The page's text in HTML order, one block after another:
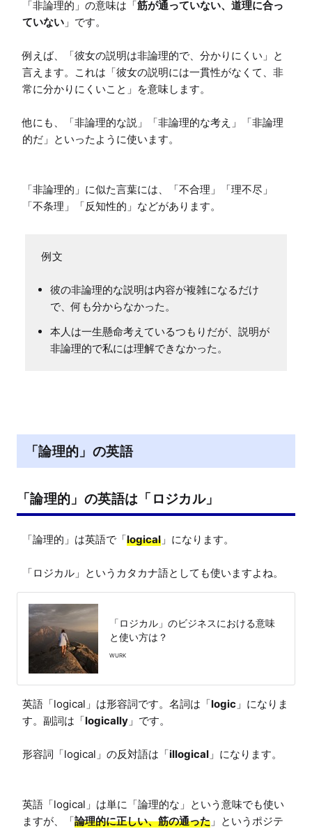
「非論理的」の意味は「筋が通っていない、道理に合っ
ていない 」です。
例えば、「彼女の説明は非論理的で、分かりにくい」と
言えます。これは「彼女の説明には一貫性がなくて、非
常に分かりにくいこと」を意味します。
他にも、「非論理的な説」「非論理的な考え」「非論理
的だ」といったように使います。
「非論理的」に似た言葉には、「不合理」「理不尽」
「不条理」「反知性的」などがあります。
彼の非論理的な説明は内容が複雑になるだけ
で、何も分からなかった。
本人は一生懸命考えているつもりだが、説明が
非論理的で私には理解できなかった。
「論理的」の英語
「論理的」の英語は「ロジカル」
「論理的」は英語で「logical 」になります。
「ロジカル」というカタカナ語としても使いますよね。
「ロジカル」のビジネスにおける意味
と使い方は？
WURK
英語「logical」は形容詞です。名詞は「logic 」になりま
す。副詞は「logically 」です。
形容詞「logical」の反対語は「illogical 」になります。
英語「logical」は単に「論理的な」という意味でも使い
ますが、「論理的に正しい、筋の通った 」というポジテ